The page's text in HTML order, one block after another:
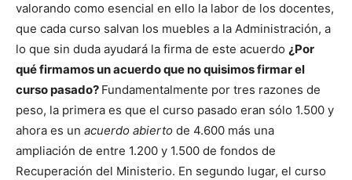
valorando como esencial en ello la labor de los docentes,
que cada curso salvan los muebles a la Administración, a
lo que sin duda ayudará la firma de este acuerdo ¿Por
qué firmamos un acuerdo que no quisimos firmar el
curso pasado? Fundamentalmente por tres razones de
peso, la primera es que el curso pasado eran sólo 1.500 y
ahora es un acuerdo abierto de 4.600 más una
ampliación de entre 1.200 y 1.500 de fondos de
Recuperación del Ministerio. En segundo lugar, el curso